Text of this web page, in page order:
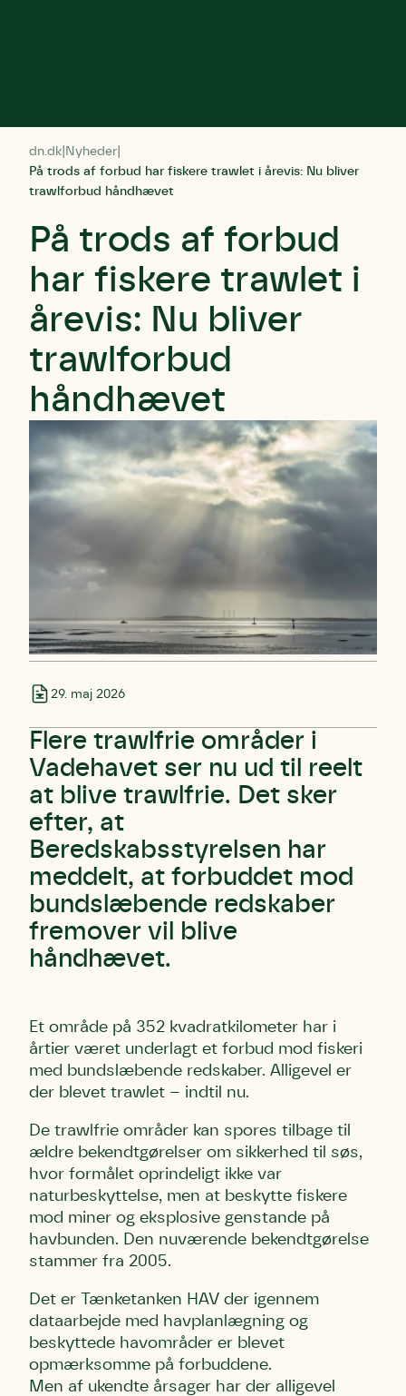
dn.dk Nyheder
På trods af forbud har fiskere trawlet i årevis: Nu bliver
trawlforbud håndhævet
På trods af forbud
har fiskere trawlet i
årevis: Nu bliver
trawlforbud
håndhævet
29. maj 2026
Flere trawlfrie områder i
Vadehavet ser nu ud til reelt
at blive trawlfrie. Det sker
efter, at
Beredskabsstyrelsen har
meddelt, at forbuddet mod
bundslæbende redskaber
fremover vil blive
håndhævet.
Et område på 352 kvadratkilometer har i
årtier været underlagt et forbud mod fiskeri
med bundslæbende redskaber. Alligevel er
der blevet trawlet – indtil nu.
De trawlfrie områder kan spores tilbage til
ældre bekendtgørelser om sikkerhed til søs,
hvor formålet oprindeligt ikke var
naturbeskyttelse, men at beskytte fiskere
mod miner og eksplosive genstande på
havbunden. Den nuværende bekendtgørelse
stammer fra 2005.
Det er Tænketanken HAV der igennem
dataarbejde med havplanlægning og
beskyttede havområder er blevet
opmærksomme på forbuddene.
Men af ukendte årsager har der alligevel